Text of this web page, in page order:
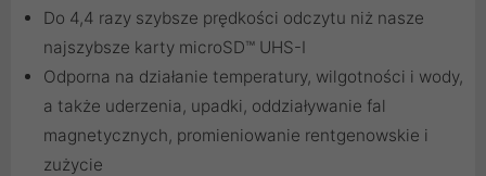
Do 4,4 razy szybsze prędkości odczytu niż nasze
najszybsze karty microSD™ UHS-I
Odporna na działanie temperatury, wilgotności i wody,
a także uderzenia, upadki, oddziaływanie fal
magnetycznych, promieniowanie rentgenowskie i
zużycie